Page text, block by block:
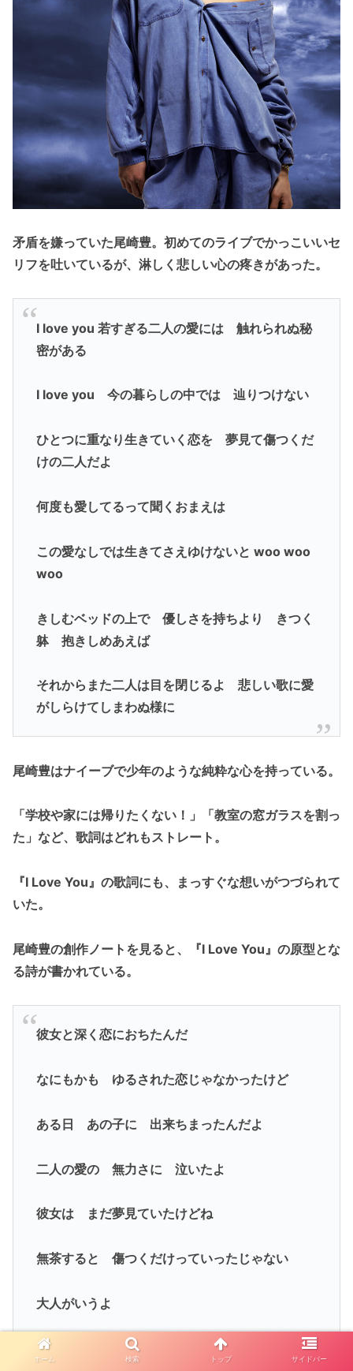
矛盾を嫌っていた尾崎豊。初めてのライブでかっこいいセ
リフを吐いているが、淋しく悲しい心の疼きがあった。
I love you 若すぎる二人の愛には 触れられぬ秘
密がある
I love you 今の暮らしの中では 辿りつけない
ひとつに重なり生きていく恋を 夢見て傷つくだ
けの二人だよ
何度も愛してるって聞くおまえは
この愛なしでは生きてさえゆけないと woo woo
woo
きしむベッドの上で 優しさを持ちより きつく
躰 抱きしめあえば
それからまた二人は目を閉じるよ 悲しい歌に愛
がしらけてしまわぬ様に
尾崎豊はナイーブで少年のような純粋な心を持っている。
「学校や家には帰りたくない！」「教室の窓ガラスを割っ
た」など、歌詞はどれもストレート。
『I Love You』の歌詞にも、まっすぐな想いがつづられて
いた。
尾崎豊の創作ノートを見ると、『I Love You』の原型とな
る詩が書かれている。
彼女と深く恋におちたんだ
なにもかも ゆるされた恋じゃなかったけど
ある日 あの子に 出来ちまったんだよ
二人の愛の 無力さに 泣いたよ
彼女は まだ夢見ていたけどね
無茶すると 傷つくだけっていったじゃない
大人がいうよ
二人の愛の問題さ 口出しはやめてくれ
ホーム 検索 トップ サイドバー